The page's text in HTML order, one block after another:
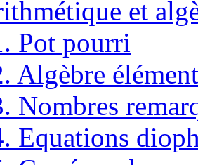
et
Pot pourri
Algèbre
Nombres
Equations